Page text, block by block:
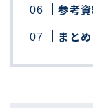
参考資
まとめ